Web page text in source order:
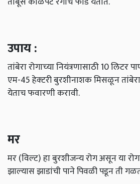
उपाय :
तांबेरा रोगाच्‍या नियंत्रणासाठी 10 लिटर
एम-45 हेक्‍टरी बुरशीनाशक मिसळून तांबेरा
येताच फवारणी करावी.
मर
मर (विल्‍ट) हा बुरशीजन्‍य रोग असून या
झाल्‍यास झाडांची पाने पिवळी पडून ती